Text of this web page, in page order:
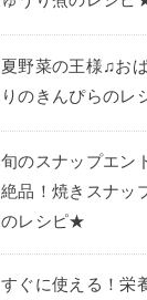
夏野菜の王様♫お
りのきんぴらのレ
旬のスナップエン
絶品！焼きスナッ
のレシピ★
すぐに使える！栄